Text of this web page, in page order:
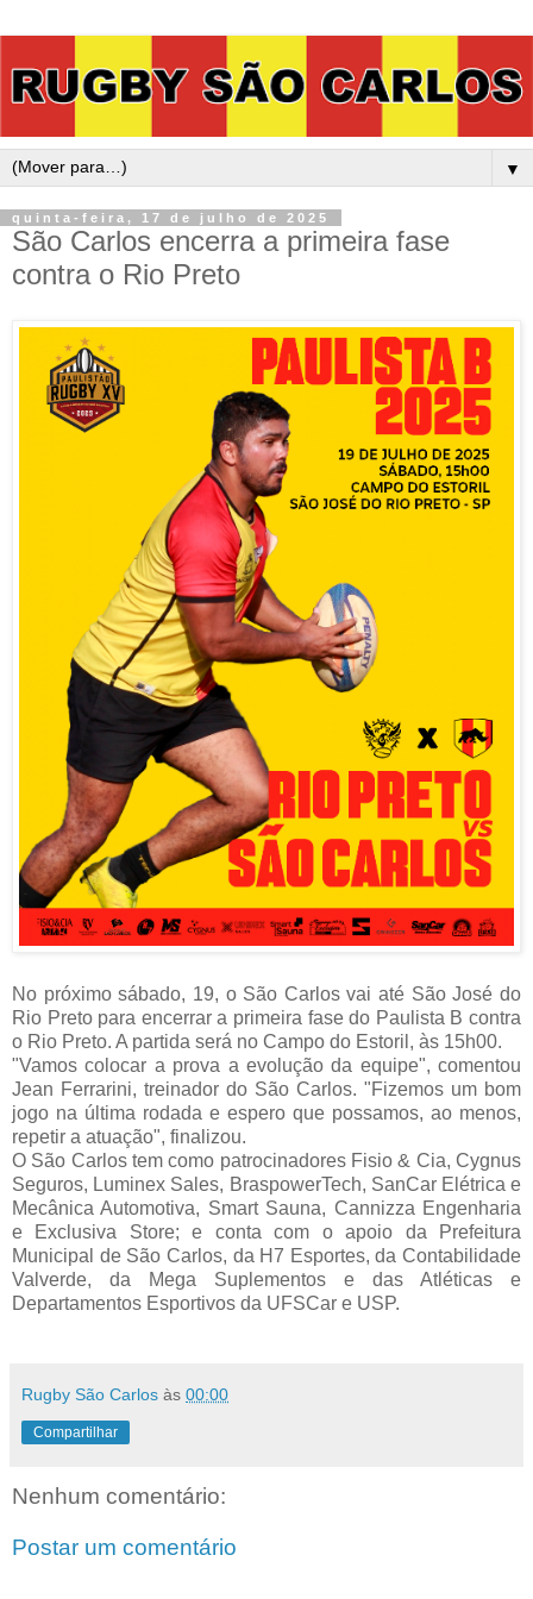
▼
quinta-feira, 17 de julho de 2025
São Carlos encerra a primeira fase
contra o Rio Preto
No próximo sábado, 19, o São Carlos vai até São José do
Rio Preto para encerrar a primeira fase do Paulista B contra
o Rio Preto. A partida será no Campo do Estoril, às 15h00.
"Vamos colocar a prova a evolução da equipe", comentou
Jean Ferrarini, treinador do São Carlos. "Fizemos um bom
jogo na última rodada e espero que possamos, ao menos,
repetir a atuação", finalizou.
O São Carlos tem como patrocinadores Fisio & Cia, Cygnus
Seguros, Luminex Sales, BraspowerTech, SanCar Elétrica e
Mecânica Automotiva, Smart Sauna, Cannizza Engenharia
e Exclusiva Store; e conta com o apoio da Prefeitura
Municipal de São Carlos, da H7 Esportes, da Contabilidade
Valverde, da Mega Suplementos e das Atléticas e
Departamentos Esportivos da UFSCar e USP.
Rugby São Carlos às 00:00
Compartilhar
Nenhum comentário:
Postar um comentário